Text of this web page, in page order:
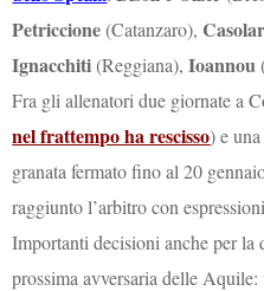
Petriccione(Catanzaro),
Ignacchiti(Reggiana),Ioannou
Fra gli allenatori due giornate a
nel frattempo ha rescisso) e
granata fermato fino al 20
raggiunto l’arbitro con
Importanti decisioni anche per la
prossima avversaria delle